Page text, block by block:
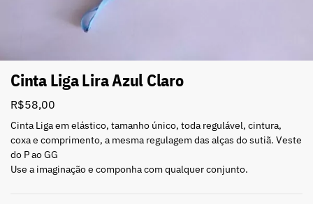
Cinta Liga Lira Azul Claro
R$58,00
Cinta Liga em elástico, tamanho único, toda regulável, cintura,
coxa e comprimento, a mesma regulagem das alças do sutiã. Veste
do P ao GG
Use a imaginação e componha com qualquer conjunto.